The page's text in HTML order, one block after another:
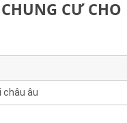
CƯ
châu âu